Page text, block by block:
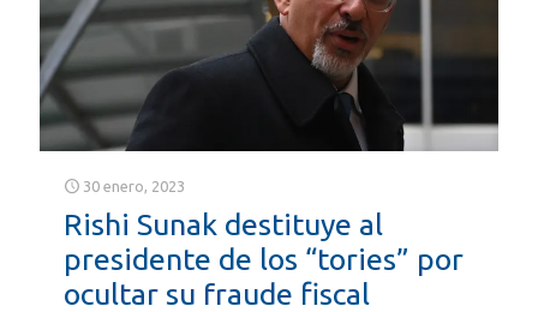
30 enero, 2023
Rishi Sunak destituye al
presidente de los “tories” por
ocultar su fraude fiscal